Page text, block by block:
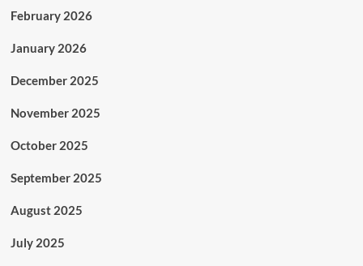
February 2026
January 2026
December 2025
November 2025
October 2025
September 2025
August 2025
July 2025